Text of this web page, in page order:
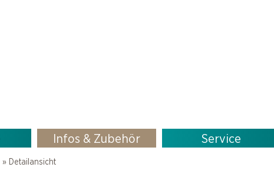
Infos & Zubehör Service
» Detailansicht